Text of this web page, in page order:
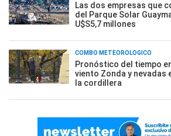
Las dos empresas que
del Parque Solar
U$S5,7 millones
COMBO METEOROLÓGICO
Pronóstico del tiempo
viento Zonda y nevadas
la cordillera